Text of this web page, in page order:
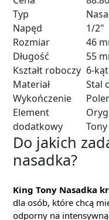
Typ
Napęd
1/2"
Rozmiar
46
Długość
55
Kształt roboczy 6-
Materiał
Stal
Wykończenie
Element
dodatkowy
Tony
Do jakich
nasadka?
King Tony Nasadka
dla osób, które chcą
odporny na